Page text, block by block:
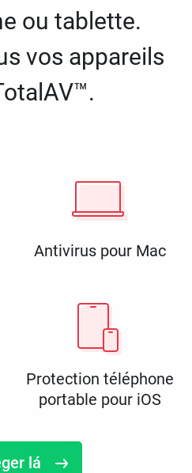
ou tablette.
vos appareils
Antivirus pour Mac
Protection téléphone
portable pour iOS
lá